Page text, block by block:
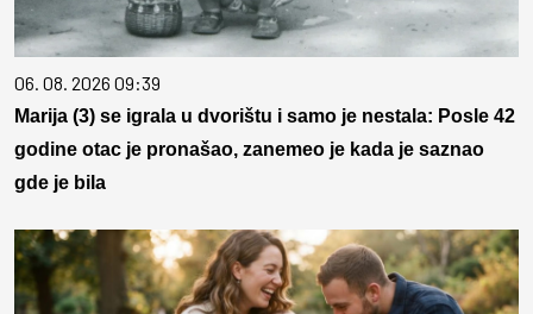
06. 08. 2026 09:39
Marija (3) se igrala u dvorištu i samo je nestala: Posle 42
godine otac je pronašao, zanemeo je kada je saznao
gde je bila